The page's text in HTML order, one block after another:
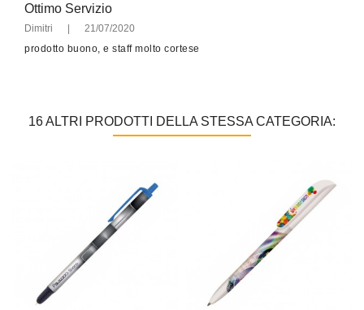
Ottimo Servizio
Dimitri
21/07/2020
prodotto buono, e staff molto cortese
16 ALTRI PRODOTTI DELLA STESSA CATEGORIA: